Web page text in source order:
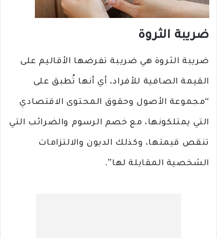
ضريبة الثروة
ضريبة الثروة هي ضريبة تفرضها الأقاليم على
القيمة الصافية للأفراد، أي أنها تُطبق على
“مجموعة الأصول وحقوق المحتوى الاقتصادي
التي يمتلكونها، مع خصم الرسوم والضرائب التي
تنقص قيمتها، وكذلك الديون والالتزامات
الشخصية المقايلة لها”.